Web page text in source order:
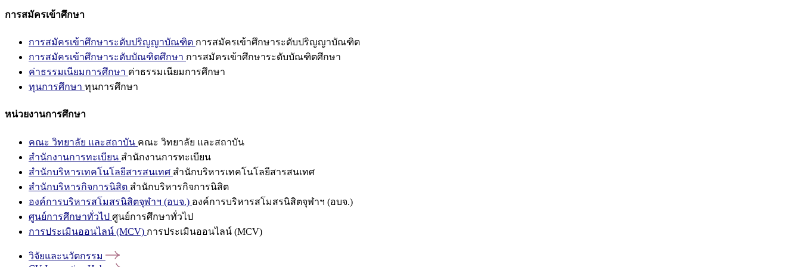
การสมัครเข้าศึกษา
การสมัครเข้าศึกษาระดับปริญญาบัณฑิต การสมัครเข้าศึกษาระดับปริญญาบัณฑิต
การสมัครเข้าศึกษาระดับบัณฑิตศึกษา การสมัครเข้าศึกษาระดับบัณฑิตศึกษา
ค่าธรรมเนียมการศึกษา ค่าธรรมเนียมการศึกษา
ทุนการศึกษา ทุนการศึกษา
หน่วยงานการศึกษา
คณะ วิทยาลัย และสถาบัน คณะ วิทยาลัย และสถาบัน
สำนักงานการทะเบียน สำนักงานการทะเบียน
สำนักบริหารเทคโนโลยีสารสนเทศ สำนักบริหารเทคโนโลยีสารสนเทศ
สำนักบริหารกิจการนิสิต สำนักบริหารกิจการนิสิต
องค์การบริหารสโมสรนิสิตจุฬาฯ (อบจ.) องค์การบริหารสโมสรนิสิตจุฬาฯ (อบจ.)
ศูนย์การศึกษาทั่วไป ศูนย์การศึกษาทั่วไป
การประเมินออนไลน์ (MCV) การประเมินออนไลน์ (MCV)
วิจัยและนวัตกรรม